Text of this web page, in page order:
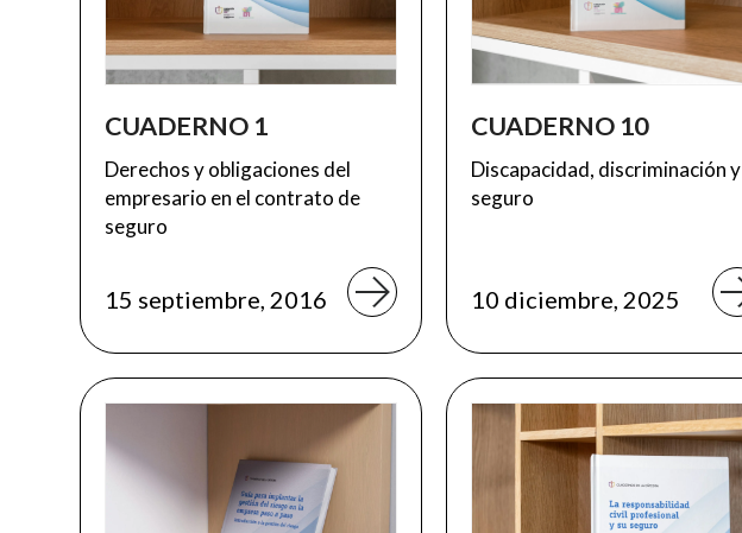
CUADERNO 1
Derechos y obligaciones del
empresario en el contrato de
seguro
15 septiembre, 2016
CUADERNO 10
Discapacidad, discriminación y
seguro
10 diciembre, 2025